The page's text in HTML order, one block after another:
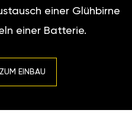
einer Glühbirne
einer Batterie.
EINBAU